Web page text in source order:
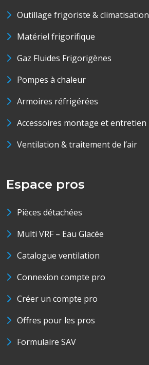
Outillage frigoriste & climatisation
Matériel frigorifique
Gaz Fluides Frigorigènes
Pompes à chaleur
Armoires réfrigérées
Accessoires montage et entretien
Ventilation & traitement de l’air
Espace pros
Pièces détachées
Multi VRF – Eau Glacée
Catalogue ventilation
Connexion compte pro
Créer un compte pro
Offres pour les pros
Formulaire SAV